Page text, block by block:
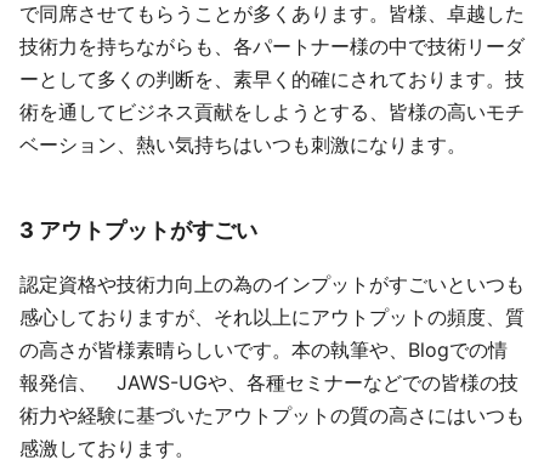
で同席させてもらうことが多くあります。皆様、卓越した
技術力を持ちながらも、各パートナー様の中で技術リーダ
ーとして多くの判断を、素早く的確にされております。技
術を通してビジネス貢献をしようとする、皆様の高いモチ
ベーション、熱い気持ちはいつも刺激になります。
3 アウトプットがすごい
認定資格や技術力向上の為のインプットがすごいといつも
感心しておりますが、それ以上にアウトプットの頻度、質
の高さが皆様素晴らしいです。本の執筆や、Blogでの情
報発信、 JAWS-UGや、各種セミナーなどでの皆様の技
術力や経験に基づいたアウトプットの質の高さにはいつも
感激しております。